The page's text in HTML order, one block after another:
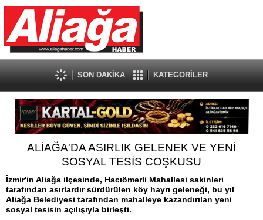
SON DAKİKA KATEGORİLER
ALİAĞA'DA ASIRLIK GELENEK VE YENİ
SOSYAL TESİS COŞKUSU
İzmir'in Aliağa ilçesinde, Hacıömerli Mahallesi sakinleri
tarafından asırlardır sürdürülen köy hayrı geleneği, bu yıl
Aliağa Belediyesi tarafından mahalleye kazandırılan yeni
sosyal tesisin açılışıyla birleşti.